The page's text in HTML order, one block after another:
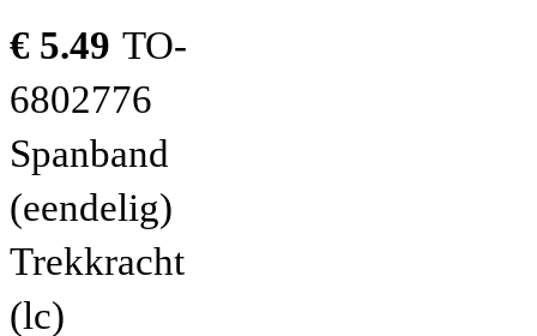
€ 5.49 TO-
6802776
Spanband
(eendelig)
Trekkracht
(lc)